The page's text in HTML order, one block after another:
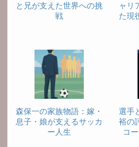
と兄が支えた世界への挑
戦
ャリ
た現
森保一の家族物語：嫁・
息子・娘が支えるサッカ
ー人生
選手
裕の
コ